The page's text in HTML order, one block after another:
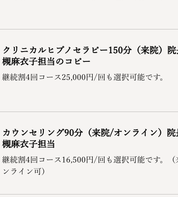
クリニカルヒプノセラピー150分（来院）
槻麻衣子担当のコピー
継続割4回コース25,000円/回も選択可能です。
カウンセリング90分（来院/オンライン）院
槻麻衣子担当
継続割4回コース16,500円/回も選択可能です。
ンライン可）